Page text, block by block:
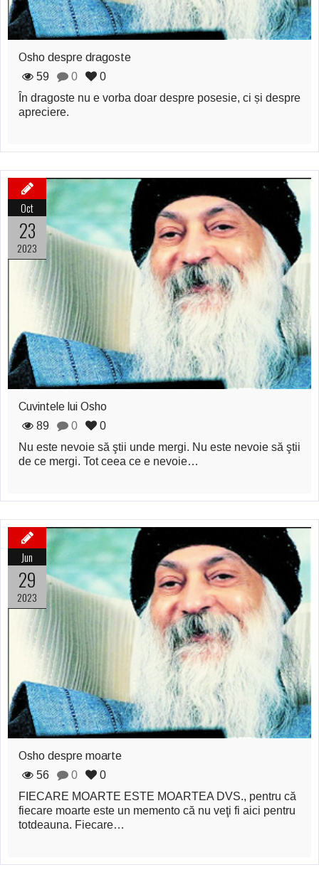
Osho despre dragoste
59
0
0
În dragoste nu e vorba doar despre posesie, ci și despre
apreciere.
Oct
23
2023
Cuvintele lui Osho
89
0
0
Nu este nevoie să ştii unde mergi. Nu este nevoie să ştii
de ce mergi. Tot ceea ce e nevoie…
Jun
29
2023
Osho despre moarte
56
0
0
FIECARE MOARTE ESTE MOARTEA DVS., pentru că
fiecare moarte este un memento că nu veţi fi aici pentru
totdeauna. Fiecare…